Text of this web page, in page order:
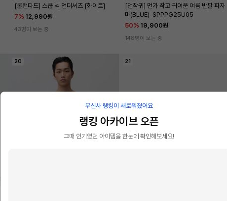
[쿨탠다드] 스쿱 넥 언더셔츠 [화이트]
7% 12,990원
43명이 보는 중
[먼작귀] 먼가 작고 귀여운 여름 반팔 파자
마(BLUE)_SPPPG25U05
50% 19,900원
148명이 보는 중
20 21
무신사 랭킹이 새로워졌어요
랭킹 아카이브 오픈
그때 인기였던 아이템을 한눈에 확인해보세요!